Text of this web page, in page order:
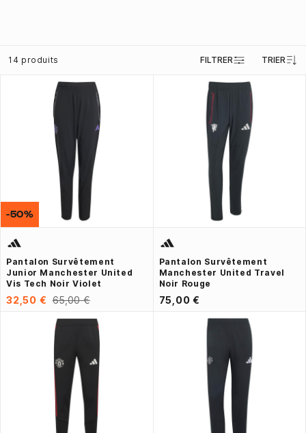
14 produits FILTRER TRIER
Pantalon Survêtement
Junior Manchester United
Vis Tech Noir Violet
32,50 € 65,00 €
-50%
Pantalon Survêtement
Manchester United Travel
Noir Rouge
75,00 €